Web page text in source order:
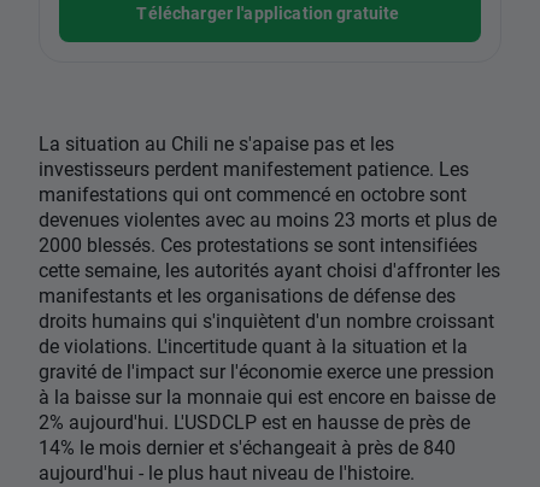
Télécharger l'application gratuite
La situation au Chili ne s'apaise pas et les
investisseurs perdent manifestement patience. Les
manifestations qui ont commencé en octobre sont
devenues violentes avec au moins 23 morts et plus de
2000 blessés. Ces protestations se sont intensifiées
cette semaine, les autorités ayant choisi d'affronter les
manifestants et les organisations de défense des
droits humains qui s'inquiètent d'un nombre croissant
de violations. L'incertitude quant à la situation et la
gravité de l'impact sur l'économie exerce une pression
à la baisse sur la monnaie qui est encore en baisse de
2% aujourd'hui. L'USDCLP est en hausse de près de
14% le mois dernier et s'échangeait à près de 840
aujourd'hui - le plus haut niveau de l'histoire.